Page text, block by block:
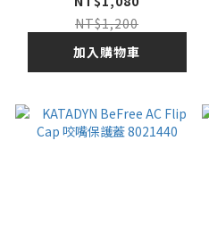
帶)
NT$1,200
加入購物車